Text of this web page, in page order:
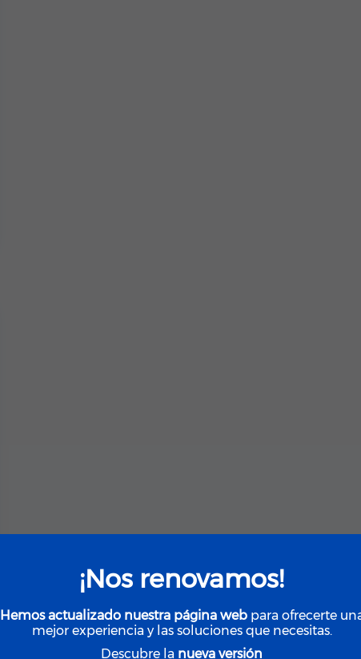
¡Nos renovamos!
Hemos actualizado nuestra página webpara ofrecerte
mejor experiencia y las soluciones que necesitas.
Descubre la nueva versión